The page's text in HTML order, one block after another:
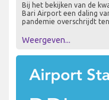
Bij het bekijken van de
Bari Airport een daling
pandemie overschrijdt
Weergeven...